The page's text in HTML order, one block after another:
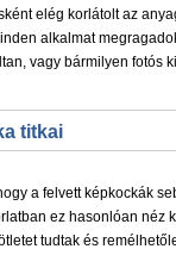
elég korlátolt az
alkalmat
vagy bármilyen fotós
titkai
a felvett képkockák
ez hasonlóan néz
tudtak és